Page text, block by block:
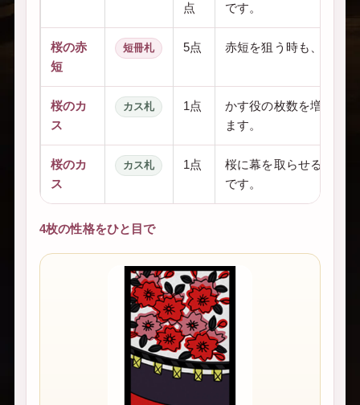
点 です。
桜の赤
短
短冊札 5点 赤短を狙う時も、たん
桜のカ
ス
カス札 1点
かす役の枚数を増やし
ます。
桜のカ
ス
カス札 1点
桜に幕を取らせるか、
です。
4枚の性格をひと目で